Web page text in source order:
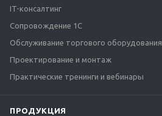
IT-консалтинг
Сопровождение 1С
Обслуживание торгового оборудования
Проектирование и монтаж
Практические тренинги и вебинары
ПРОДУКЦИЯ